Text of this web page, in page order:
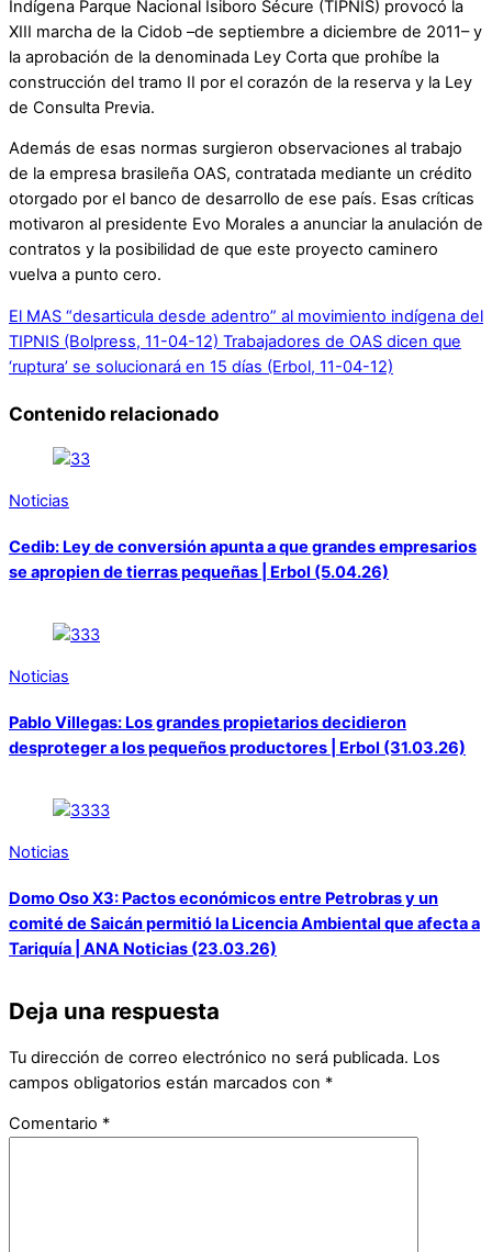
Indígena Parque Nacional Isiboro Sécure (TIPNIS) provocó la
XIII marcha de la Cidob –de septiembre a diciembre de 2011– y
la aprobación de la denominada Ley Corta que prohíbe la
construcción del tramo II por el corazón de la reserva y la Ley
de Consulta Previa.
Además de esas normas surgieron observaciones al trabajo
de la empresa brasileña OAS, contratada mediante un crédito
otorgado por el banco de desarrollo de ese país. Esas críticas
motivaron al presidente Evo Morales a anunciar la anulación de
contratos y la posibilidad de que este proyecto caminero
vuelva a punto cero.
El MAS “desarticula desde adentro” al movimiento indígena del
TIPNIS (Bolpress, 11-04-12) Trabajadores de OAS dicen que
‘ruptura’ se solucionará en 15 días (Erbol, 11-04-12)
Contenido relacionado
Noticias
Cedib: Ley de conversión apunta a que grandes empresarios
se apropien de tierras pequeñas | Erbol (5.04.26)
Noticias
Pablo Villegas: Los grandes propietarios decidieron
desproteger a los pequeños productores | Erbol (31.03.26)
Noticias
Domo Oso X3: Pactos económicos entre Petrobras y un
comité de Saicán permitió la Licencia Ambiental que afecta a
Tariquía | ANA Noticias (23.03.26)
Deja una respuesta
Tu dirección de correo electrónico no será publicada. Los
campos obligatorios están marcados con *
Comentario *